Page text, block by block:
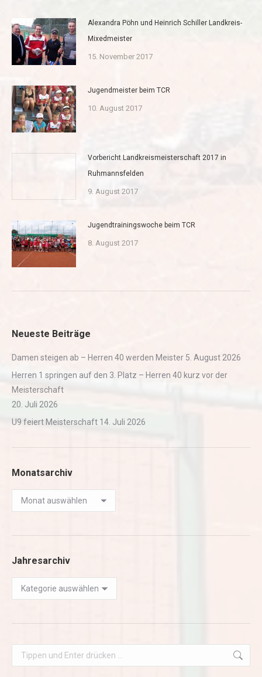
Alexandra Pöhn und Heinrich Schiller Landkreis-
Mixedmeister
15. November 2017
Jugendmeister beim TCR
10. August 2017
Vorbericht Landkreismeisterschaft 2017 in
Ruhmannsfelden
9. August 2017
Jugendtrainingswoche beim TCR
8. August 2017
Neueste Beiträge
Damen steigen ab – Herren 40 werden Meister 5. August 2026
Herren 1 springen auf den 3. Platz – Herren 40 kurz vor der
Meisterschaft
20. Juli 2026
U9 feiert Meisterschaft 14. Juli 2026
Monatsarchiv
Monatsarchiv
Jahresarchiv
Jahresarchiv
Search: